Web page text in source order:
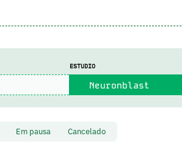
ESTUDIO
Neuronblast
Em pausa Cancelado